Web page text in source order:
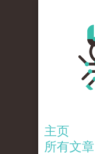
主页
所有文章